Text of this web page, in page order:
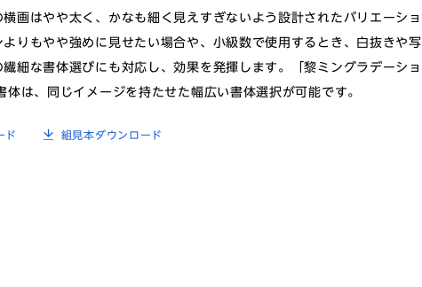
画はやや太く、かなも細く見えすぎないよう設計されたバリエーショ
よりもやや強めに見せたい場合や、小級数で使用するとき、白抜きや写
細な書体選びにも対応し、効果を発揮します。「黎ミングラデーショ
体は、同じイメージを持たせた幅広い書体選択が可能です。
ド 組見本ダウンロード